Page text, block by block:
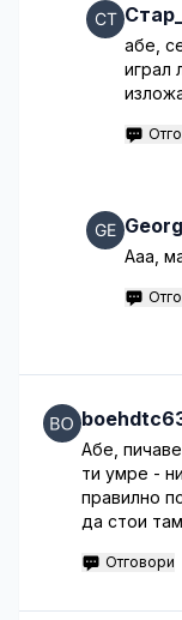
абе,
играл
Ааа,
Абе,
ти умре -
правилно
да стои
Отговори